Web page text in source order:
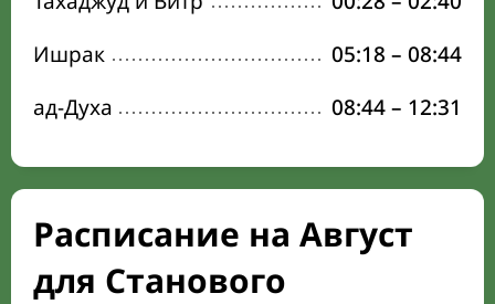
Ишрак
05:18 – 08:44
ад-Духа
08:44– 12:31
Расписание на Август
для Станового